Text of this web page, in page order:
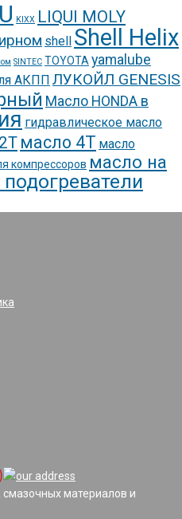
KIXX LIQUI MOLY
shell Shell Helix
SINTEC TOYOTAyamalube
АКПП ЛУКОЙЛ GENESIS
Масло HONDA в
гидравлическое масло
масло 4Т масло
компрессоров масло на
материалов и